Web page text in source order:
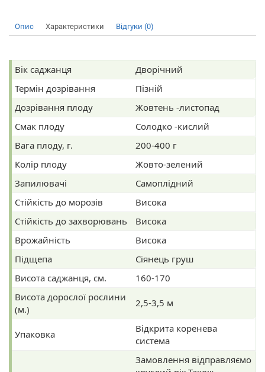
Опис Характеристики Відгуки (0)
Вік саджанця
Дворічний
Термін дозрівання
Пізній
Дозрівання плоду
Жовтень -листопад
Смак плоду
Солодко -кислий
Вага плоду, г.
200-400 г
Колір плоду
Жовто-зелений
Запилювачі
Самоплідний
Стійкість до морозів
Висока
Стійкість до захворювань
Висока
Врожайність
Висока
Підщепа
Сіянець груш
Висота саджанця, см.
160-170
Висота дорослої рослини
(м.)
2,5-3,5 м
Упаковка
Відкрита коренева
система
Замовлення відправляємо